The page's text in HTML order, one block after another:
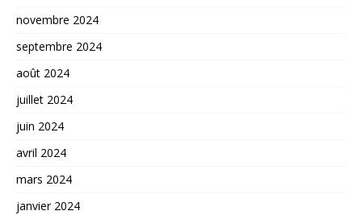
novembre 2024
septembre 2024
août 2024
juillet 2024
juin 2024
avril 2024
mars 2024
janvier 2024